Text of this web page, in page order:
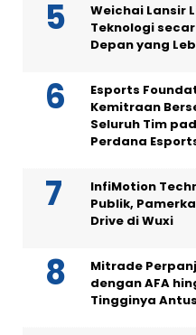
Weichai Lansir
Teknologi
Depan yang
Esports
Kemitraan
Seluruh Tim
Perdana
InfiMotion
Publik,
Drive di Wuxi
Mitrade
dengan AFA
Tingginya